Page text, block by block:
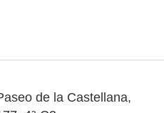
de la Castellana,